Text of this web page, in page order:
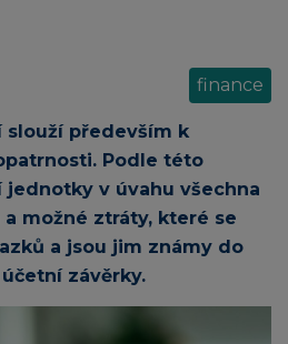
finance
slouží především k
Podle této
jednotky v úvahu všechna
možné ztráty, které se
a jsou jim známy do
závěrky.